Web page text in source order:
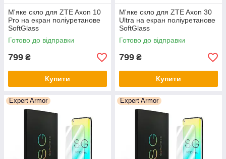
М'яке скло для ZTE Axon 10
Pro на екран поліуретанове
SoftGlass
Готово до відправки
799 ₴
Купити
М'яке скло для ZTE Axon 30
Ultra на екран поліуретанове
SoftGlass
Готово до відправки
799 ₴
Купити
Expert Armor Expert Armor